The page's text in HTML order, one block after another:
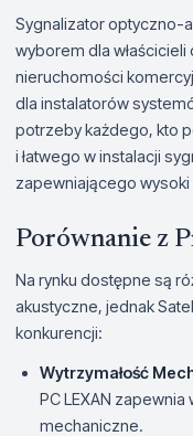
Sygnalizator optyczno-
wyborem dla
nieruchomości
dla instalatorów
potrzeby każdego, kto
i łatwego w instalacji
zapewniającego
Porównanie z
Na rynku dostępne są
akustyczne, jednak
konkurencji:
Wytrzymałość
PC LEXAN
mechaniczne.